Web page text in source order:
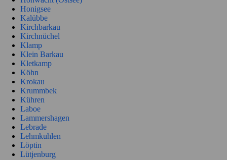
Honigsee
Kalübbe
Kirchbarkau
Kirchnüchel
Klamp
Klein Barkau
Kletkamp
Köhn
Krokau
Krummbek
Kühren
Laboe
Lammershagen
Lebrade
Lehmkuhlen
Löptin
Lütjenburg